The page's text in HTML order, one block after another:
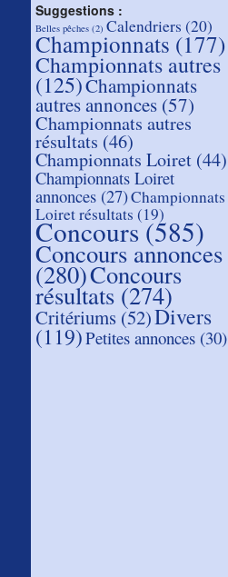
Suggestions :
Belles pêches (2) Calendriers (20)
Championnats (177)
Championnats autres
(125)Championnats
autres annonces (57)
Championnats autres
résultats (46)
Championnats Loiret (44)
Championnats Loiret
annonces (27)Championnats
Loiret résultats (19)
Concours(585)
Concours annonces
(280)Concours
résultats (274)
Critériums (52)Divers
(119)Petites annonces (30)